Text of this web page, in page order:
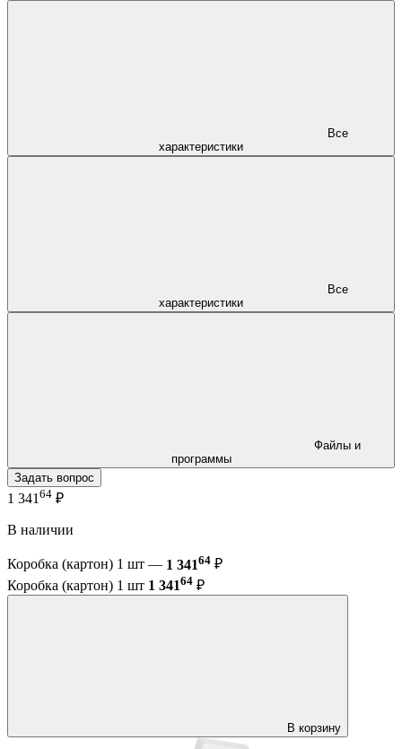
характеристики
характеристики
программы
Задать вопрос
1 341 64 ₽
В наличии
Коробка (картон) 1 шт — 1 34164 ₽
Коробка (картон) 1 шт 1 34164 ₽
В корзину